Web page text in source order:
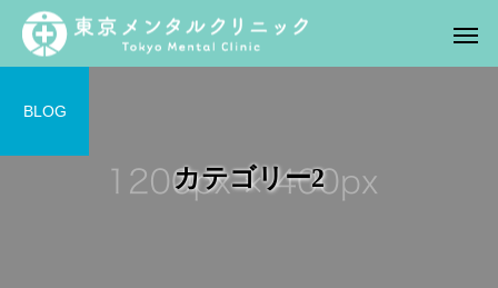
カテゴリー2
BLOG